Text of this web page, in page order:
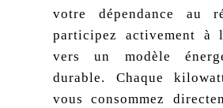
votre dépendance au
participez activement à
vers un modèle
durable. Chaque
vous consommez